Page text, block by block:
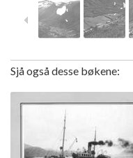
Sjå også desse bøkene: